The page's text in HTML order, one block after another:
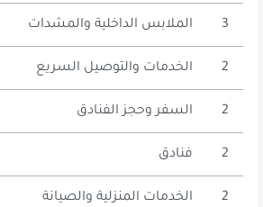
الملابس الداخلية والمشدات 3
الخدمات والتوصيل السريع 2
السفر وحجز الفنادق 2
فنادق 2
الخدمات المنزلية والصيانة 2